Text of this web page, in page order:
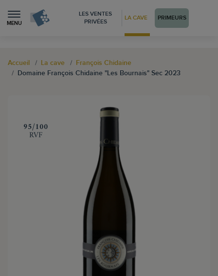
MENU
LES VENTES
PRIVÉES
LA CAVE PRIMEURS
Accueil La cave
François Chidaine
Domaine François Chidaine "Les Bournais" Sec 2023
‍95/100
RVF